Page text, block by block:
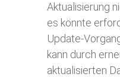
Aktualisierung
es könnte
Update-
kann durch
aktualisierten